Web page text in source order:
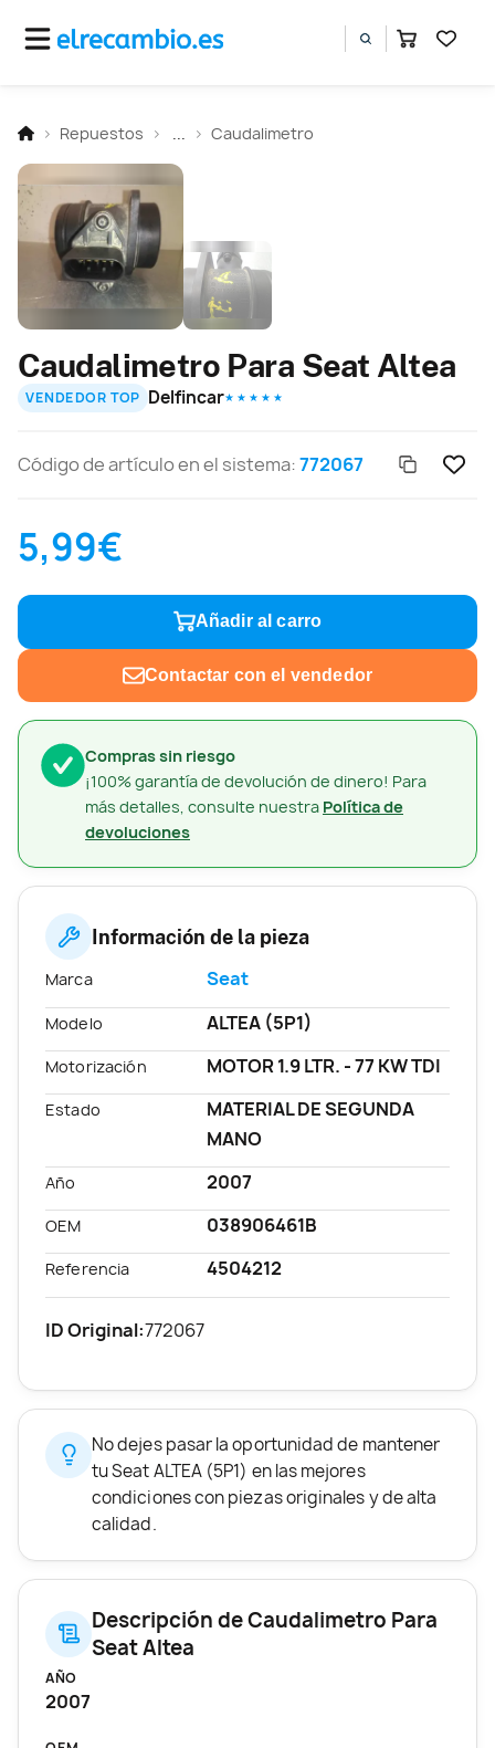
Repuestos Caudalimetro
Compras sin riesgo
¡100% garantía de devolución de dinero! Para
más detalles, consulte nuestra Política de
devoluciones
Caudalimetro Para Seat Altea
VENDEDOR TOP Delfincar★ ★ ★ ★ ★
Código de artículo en el sistema:772067
5,99€
Añadir al carro
Contactar con el vendedor
Información de la pieza
Marca Seat
Modelo ALTEA (5P1)
Motorización MOTOR 1.9 LTR. - 77 KW TDI
Estado
MATERIAL DE SEGUNDA
MANO
Año 2007
OEM 038906461B
Referencia 4504212
ID Original:772067
No dejes pasar la oportunidad de mantener
tu Seat ALTEA (5P1) en las mejores
condiciones con piezas originales y de alta
calidad.
Descripción de Caudalimetro Para
Seat Altea
AÑO
2007